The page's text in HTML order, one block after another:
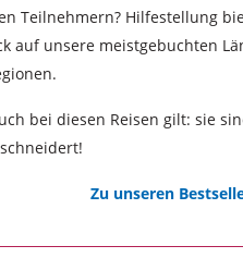
Teilnehmern? Hilfestellung
auf unsere meistgebuchten
bei diesen Reisen gilt: sie
Zu unseren